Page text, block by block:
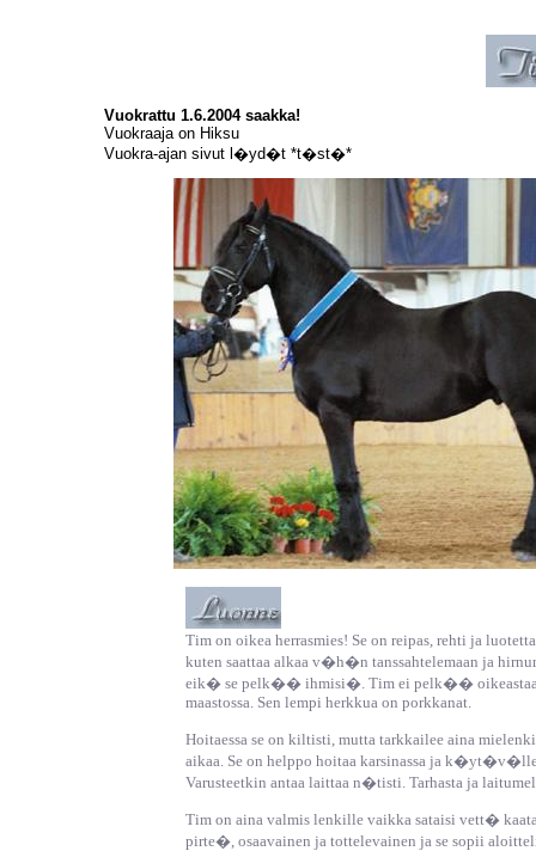
Vuokrattu 1.6.2004 saakka!
Vuokraaja on Hiksu
Vuokra-ajan sivut l�yd�t *t�st�*
Tim on oikea herrasmies! Se on reipas, rehti ja
kuten saattaa alkaa v�h�n tanssahtelemaan ja
eik� se pelk�� ihmisi�. Tim ei pelk��
maastossa. Sen lempi herkkua on porkkanat.
Hoitaessa se on kiltisti, mutta tarkkailee aina
aikaa. Se on helppo hoitaa karsinassa ja
Varusteetkin antaa laittaa n�tisti. Tarhasta ja
Tim on aina valmis lenkille vaikka sataisi vett�
pirte�, osaavainen ja tottelevainen ja se sopii